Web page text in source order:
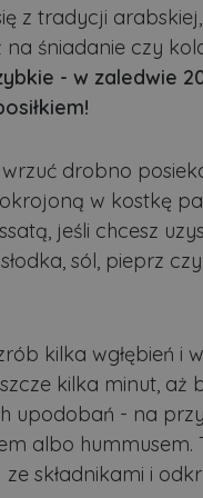
z tradycji
śniadanie czy
- w zaledwie
drobno
w kostkę
jeśli chcesz
sól, pieprz
kilka wgłębień i
kilka minut, aż
upodobań - na
albo hummusem.
składnikami i
do prawidłowego
plik cookie jest używany przez
preferencji
cookie jest używany do
i wyboru prywatności dla
dane dotyczące zgody
i ustawienia prywatności,
zostaną uhonorowane w
generowane przez aplikacje
między stronami.
do prawidłowego
Okres przechowywania
Domena Okres